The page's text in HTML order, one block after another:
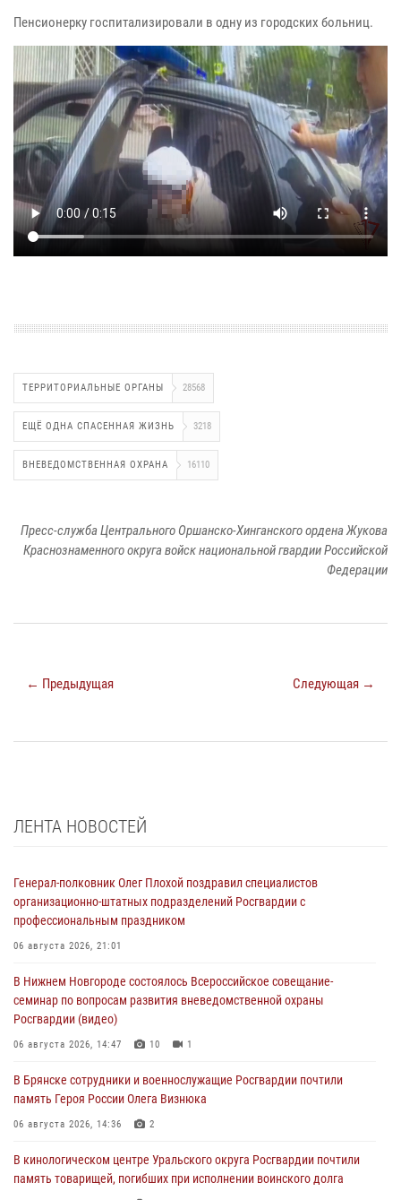
Пенсионерку госпитализировали в одну из городских больниц.
ТЕРРИТОРИАЛЬНЫЕ ОРГАНЫ 28568
ЕЩЁ ОДНА СПАСЕННАЯ ЖИЗНЬ 3218
ВНЕВЕДОМСТВЕННАЯ ОХРАНА 16110
Пресс-служба Центрального Оршанско-Хинганского ордена Жукова
Краснознаменного округа войск национальной гвардии Российской
Федерации
← Предыдущая Следующая →
ЛЕНТА НОВОСТЕЙ
Генерал-полковник Олег Плохой поздравил специалистов
организационно-штатных подразделений Росгвардии с
профессиональным праздником
06 августа 2026, 21:01
В Нижнем Новгороде состоялось Всероссийское совещание-
семинар по вопросам развития вневедомственной охраны
Росгвардии (видео)
06 августа 2026, 14:47 10 1
В Брянске сотрудники и военнослужащие Росгвардии почтили
память Героя России Олега Визнюка
06 августа 2026, 14:36 2
В кинологическом центре Уральского округа Росгвардии почтили
память товарищей, погибших при исполнении воинского долга